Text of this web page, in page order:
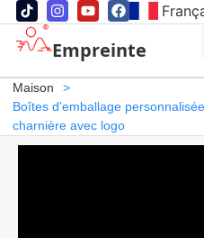
Empreinte
Maison
>
Boîtes d'emballage
charnière avec logo